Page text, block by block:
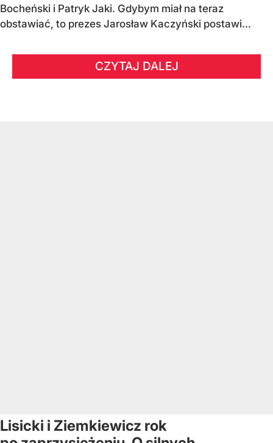
Bocheński i Patryk Jaki. Gdybym miał na teraz
obstawiać, to prezes Jarosław Kaczyński postawi...
CZYTAJ DALEJ
Lisicki i Ziemkiewicz rok